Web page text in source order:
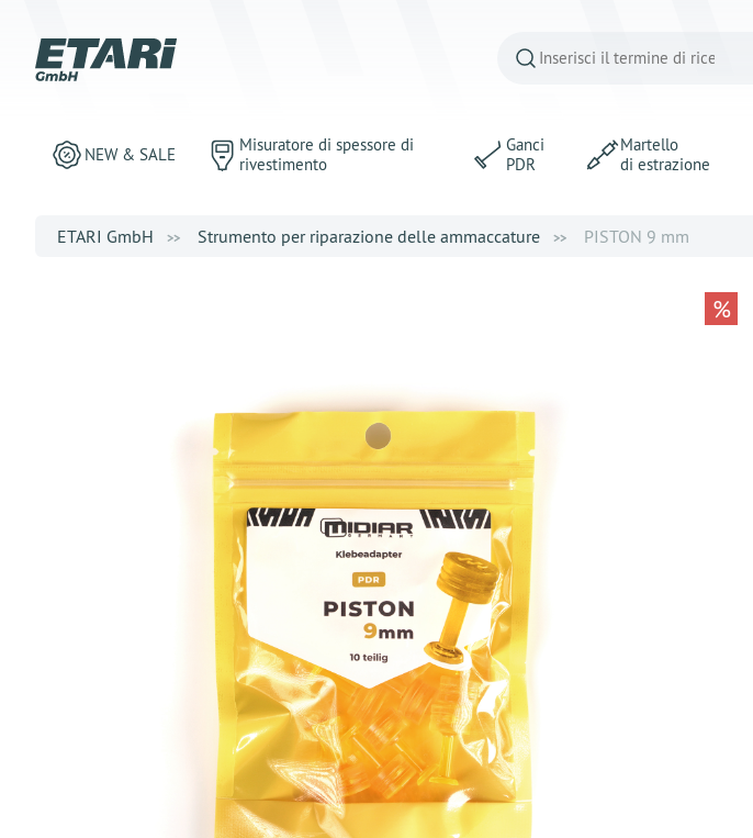
NEW & SALE
Misuratore di spessore di
rivestimento
Ganci
PDR
Martello
di estrazione
ETARI GmbH Strumento per riparazione delle ammaccature PISTON 9 mm
%